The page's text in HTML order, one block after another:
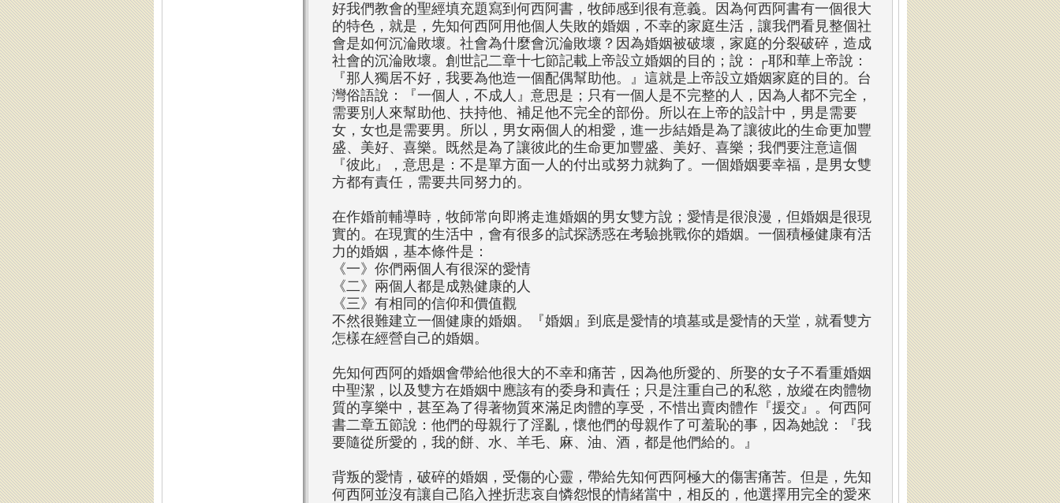
好我們教會的聖經填充題寫到何西阿書，牧師感到很有意義。因為何西阿書有一個很大
的特色，就是，先知何西阿用他個人失敗的婚姻，不幸的家庭生活，讓我們看見整個社
會是如何沉淪敗壞。社會為什麼會沉淪敗壞？因為婚姻被破壞，家庭的分裂破碎，造成
社會的沉淪敗壞。創世記二章十七節記載上帝設立婚姻的目的；說：┌耶和華上帝說：
『那人獨居不好，我要為他造一個配偶幫助他。』這就是上帝設立婚姻家庭的目的。台
灣俗語說：『一個人，不成人』意思是；只有一個人是不完整的人，因為人都不完全，
需要別人來幫助他、扶持他、補足他不完全的部份。所以在上帝的設計中，男是需要
女，女也是需要男。所以，男女兩個人的相愛，進一步結婚是為了讓彼此的生命更加豐
盛、美好、喜樂。既然是為了讓彼此的生命更加豐盛、美好、喜樂；我們要注意這個
『彼此』，意思是：不是單方面一人的付出或努力就夠了。一個婚姻要幸福，是男女雙
方都有責任，需要共同努力的。
在作婚前輔導時，牧師常向即將走進婚姻的男女雙方說；愛情是很浪漫，但婚姻是很現
實的。在現實的生活中，會有很多的試探誘惑在考驗挑戰你的婚姻。一個積極健康有活
力的婚姻，基本條件是：
《一》你們兩個人有很深的愛情
《二》兩個人都是成熟健康的人
《三》有相同的信仰和價值觀
不然很難建立一個健康的婚姻。『婚姻』到底是愛情的墳墓或是愛情的天堂，就看雙方
怎樣在經營自己的婚姻。
先知何西阿的婚姻會帶給他很大的不幸和痛苦，因為他所愛的、所娶的女子不看重婚姻
中聖潔，以及雙方在婚姻中應該有的委身和責任；只是注重自己的私慾，放縱在肉體物
質的享樂中，甚至為了得著物質來滿足肉體的享受，不惜出賣肉體作『援交』。何西阿
書二章五節說：他們的母親行了淫亂，懷他們的母親作了可羞恥的事，因為她說：『我
要隨從所愛的，我的餅、水、羊毛、麻、油、酒，都是他們給的。』
背叛的愛情，破碎的婚姻，受傷的心靈，帶給先知何西阿極大的傷害痛苦。但是，先知
何西阿並沒有讓自己陷入挫折悲哀自憐怨恨的情緒當中，相反的，他選擇用完全的愛來